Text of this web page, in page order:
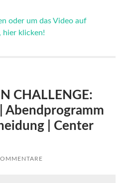
oder um das Video auf
hier klicken!
CHALLENGE:
Abendprogramm
| Center